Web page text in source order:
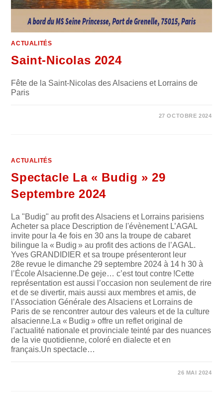
ACTUALITÉS
Saint-Nicolas 2024
Fête de la Saint-Nicolas des Alsaciens et Lorrains de
Paris
27 OCTOBRE 2024
ACTUALITÉS
Spectacle La « Budig » 29
Septembre 2024
La "Budig" au profit des Alsaciens et Lorrains parisiens
Acheter sa place Description de l'évènement L’AGAL
invite pour la 4e fois en 30 ans la troupe de cabaret
bilingue la « Budig » au profit des actions de l’AGAL.
Yves GRANDIDIER et sa troupe présenteront leur
28e revue le dimanche 29 septembre 2024 à 14 h 30 à
l’École Alsacienne.De geje… c’est tout contre !Cette
représentation est aussi l’occasion non seulement de rire
et de se divertir, mais aussi aux membres et amis, de
l’Association Générale des Alsaciens et Lorrains de
Paris de se rencontrer autour des valeurs et de la culture
alsacienne.La « Budig » offre un reflet original de
l’actualité nationale et provinciale teinté par des nuances
de la vie quotidienne, coloré en dialecte et en
français.Un spectacle…
26 MAI 2024